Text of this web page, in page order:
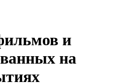
и
на